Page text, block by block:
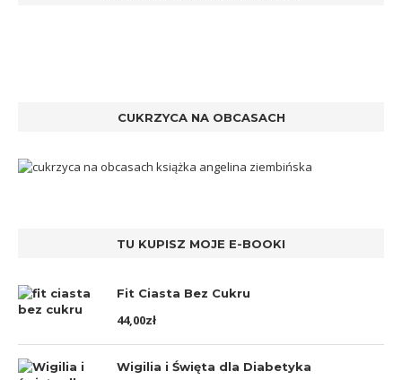
CUKRZYCA NA OBCASACH
TU KUPISZ MOJE E-BOOKI
Fit Ciasta Bez Cukru
44,00zł
Wigilia i Święta dla Diabetyka